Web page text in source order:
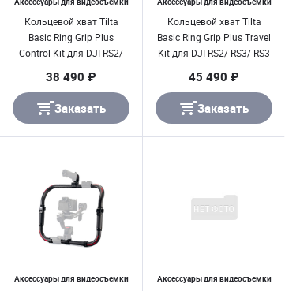
Кольцевой хват Tilta
Basic Ring Grip Plus
Control Kit для DJI RS2/
38 490 ₽
Заказать
Кольцевой хват Tilta
Basic Ring Grip Plus Travel
Kit для DJI RS2/ RS3/ RS3
45 490 ₽
Заказать
Аксессуары для видеосъемки Аксессуары для видеосъемки